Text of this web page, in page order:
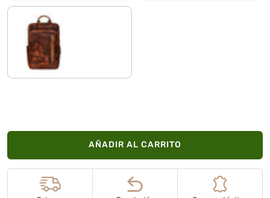
kara - cognac
AÑADIR AL CARRITO